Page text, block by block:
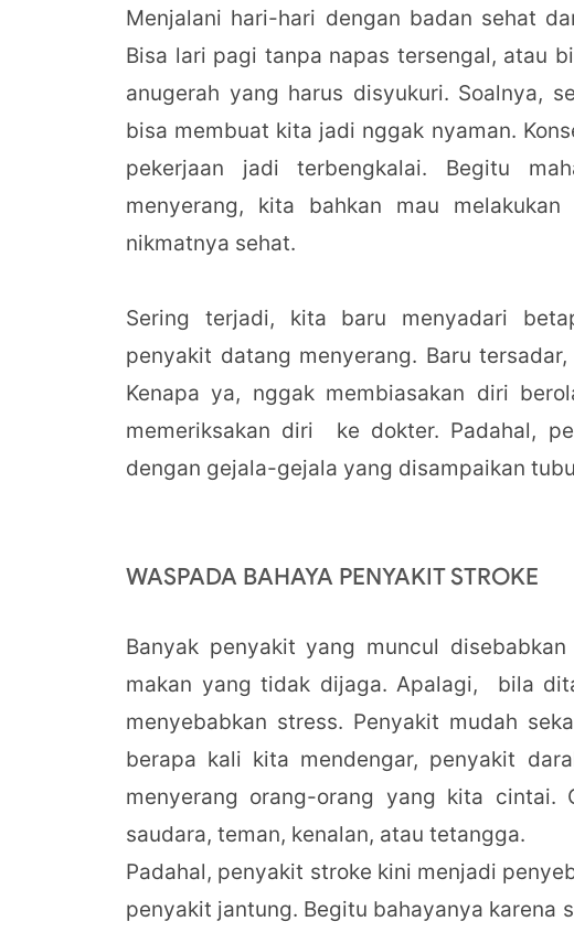
Menjalani hari-hari dengan badan sehat
Bisa lari pagi tanpa napas tersengal, atau
anugerah yang harus disyukuri. Soalnya,
bisa membuat kita jadi nggak nyaman.
pekerjaan jadi terbengkalai. Begitu
menyerang, kita bahkan mau
nikmatnya sehat.
Sering terjadi, kita baru menyadari
penyakit datang menyerang. Baru
Kenapa ya, nggak membiasakan diri
memeriksakan diri ke dokter. Padahal,
dengan gejala-gejala yang disampaikan
WASPADA BAHAYA PENYAKIT STROKE
Banyak penyakit yang muncul
makan yang tidak dijaga. Apalagi, bila
menyebabkan stress. Penyakit mudah
berapa kali kita mendengar, penyakit
menyerang orang-orang yang kita cintai.
saudara, teman, kenalan, atau tetangga.
Padahal, penyakit stroke kini menjadi
penyakit jantung. Begitu bahayanya karena